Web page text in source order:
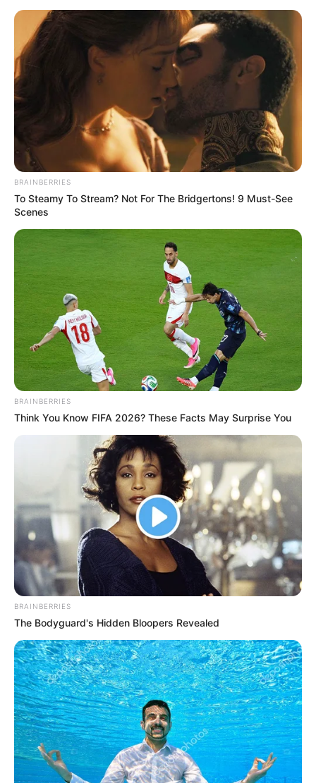
ΣΠΑΜΕ ΤΟ ΜΑΤΡΙΞ – ΤΟ ΒΙΒΛΙΟ
ΔΗΜΟΦΙΛΗ ΑΡΘΡΑ
BRAINBERRIES
To Steamy To Stream? Not For The Bridgertons! 9 Must-See
Scenes
BRAINBERRIES
Think You Know FIFA 2026? These Facts May Surprise You
BRAINBERRIES
The Bodyguard's Hidden Bloopers Revealed